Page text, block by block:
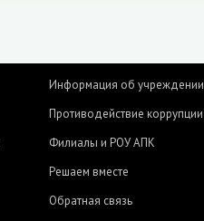
Информация об учреждении
Противодействие коррупции
Филиалы и РОУ АПК
Решаем вместе
Обратная связь